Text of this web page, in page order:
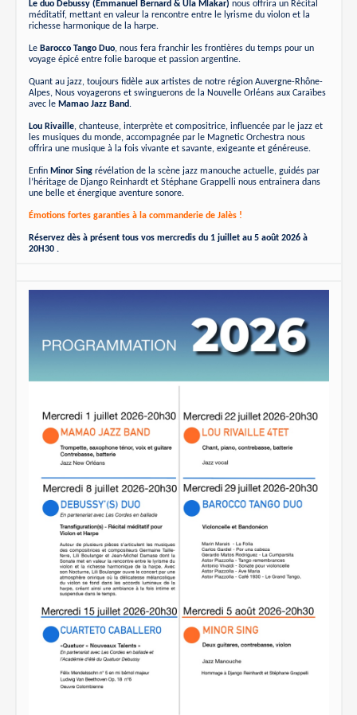
Le duo Debussy (Emmanuel Bernard & Ula Mlakar) nous offrira un Récital
méditatif, mettant en valeur la rencontre entre le lyrisme du violon et la
richesse harmonique de la harpe.
Le Barocco Tango Duo, nous fera franchir les frontières du temps pour un
voyage épicé entre folie baroque et passion argentine.
Quant au jazz, toujours fidèle aux artistes de notre région Auvergne-Rhône-
Alpes, Nous voyagerons et swinguerons de la Nouvelle Orléans aux Caraïbes
avec le Mamao Jazz Band.
Lou Rivaille, chanteuse, interprète et compositrice, influencée par le jazz et
les musiques du monde, accompagnée par le Magnetic Orchestra nous
offrira une musique à la fois vivante et savante, exigeante et généreuse.
Enfin Minor Singrévélation de la scène jazz manouche actuelle, guidés par
l’héritage de Django Reinhardt et Stéphane Grappelli nous entrainera dans
une belle et énergique aventure sonore.
Émotions fortes garanties à la commanderie de Jalès !
Réservez dès à présent tous vos mercredis du 1 juillet au 5 août 2026 à
20H30 .